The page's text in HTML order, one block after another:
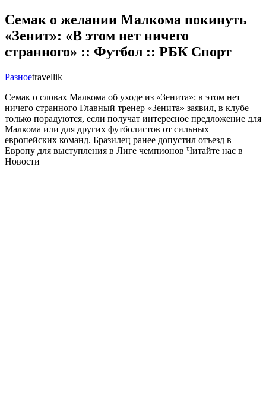
Семак о желании Малкома покинуть
«Зенит»: «В этом нет ничего
странного» :: Футбол :: РБК Спорт
Разноеtravellik
Семак о словах Малкома об уходе из «Зенита»: в этом нет
ничего странного Главный тренер «Зенита» заявил, в клубе
только порадуются, если получат интересное предложение для
Малкома или для других футболистов от сильных
европейских команд. Бразилец ранее допустил отъезд в
Европу для выступления в Лиге чемпионов Читайте нас в
Новости